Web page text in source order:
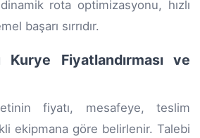
rota optimizasyonu, hızlı
başarı sırrıdır.
Kurye Fiyatlandırması ve
fiyatı, mesafeye, teslim
ekipmana göre belirlenir. Talebi